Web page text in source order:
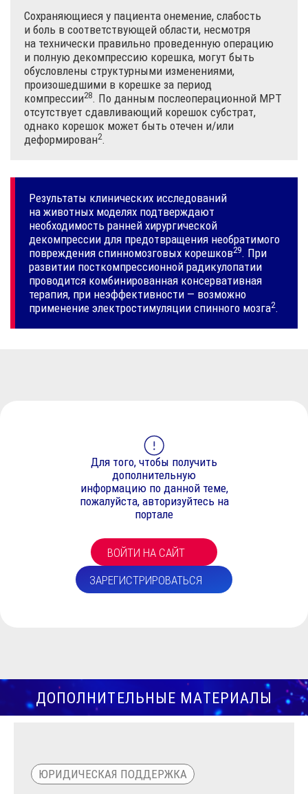
Сохраняющиеся у пациента онемение, слабость
и боль в соответствующей области, несмотря
на технически правильно проведенную операцию
и полную декомпрессию корешка, могут быть
обусловлены структурными изменениями,
произошедшими в корешке за период
компрессии28. По данным послеоперационной МРТ
отсутствует сдавливающий корешок субстрат,
однако корешок может быть отечен и/или
деформирован2.
Результаты клинических исследований
на животных моделях подтверждают
необходимость ранней хирургической
декомпрессии для предотвращения необратимого
повреждения спинномозговых корешков29. При
развитии посткомпрессионной радикулопатии
проводится комбинированная консервативная
терапия, при неэффективности — возможно
применение электростимуляции спинного мозга2.
Для того, чтобы получить
дополнительную
информацию по данной теме,
пожалуйста, авторизуйтесь на
портале
ВОЙТИ НА САЙТ
ЗАРЕГИСТРИРОВАТЬСЯ
ДОПОЛНИТЕЛЬНЫЕ МАТЕРИАЛЫ
ЮРИДИЧЕСКАЯ ПОДДЕРЖКА